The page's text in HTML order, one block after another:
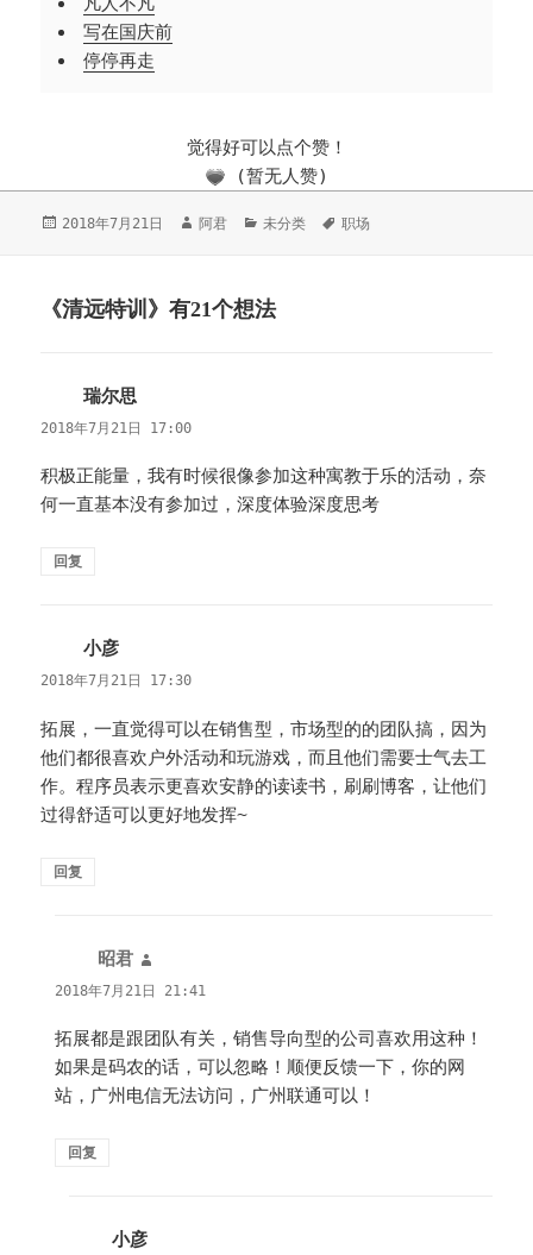
写在国庆前
停停再走
觉得好可以点个赞！
(暂无人赞)
发
2018年7月21日
作
阿君
分
未分类
标
职场
《清远特训》有21个想法
瑞尔思
道：
2018年7月21日 17:00
积极正能量，我有时候很像参加这种寓教于乐的活动，奈
何一直基本没有参加过，深度体验深度思考
回复
小彦
道：
2018年7月21日 17:30
拓展，一直觉得可以在销售型，市场型的的团队搞，因为
他们都很喜欢户外活动和玩游戏，而且他们需要士气去工
作。程序员表示更喜欢安静的读读书，刷刷博客，让他们
过得舒适可以更好地发挥~
回复
昭君
道：
2018年7月21日 21:41
拓展都是跟团队有关，销售导向型的公司喜欢用这种！
如果是码农的话，可以忽略！顺便反馈一下，你的网
站，广州电信无法访问，广州联通可以！
回复
小彦